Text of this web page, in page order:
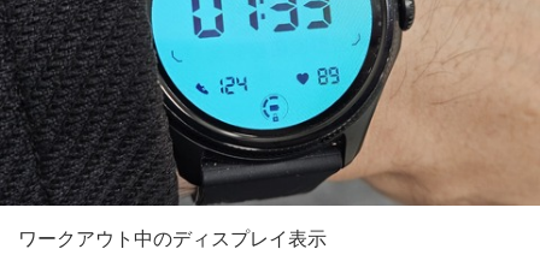
ワークアウト中のディスプレイ表示